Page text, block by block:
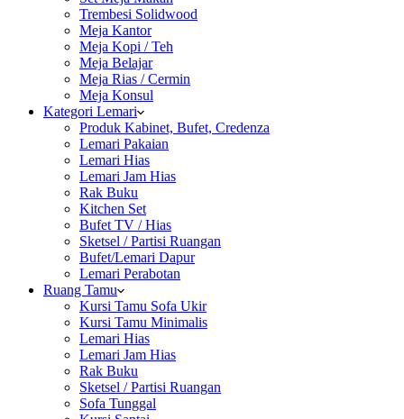
Trembesi Solidwood
Meja Kantor
Meja Kopi / Teh
Meja Belajar
Meja Rias / Cermin
Meja Konsul
Kategori Lemari
Produk Kabinet, Bufet, Credenza
Lemari Pakaian
Lemari Hias
Lemari Jam Hias
Rak Buku
Kitchen Set
Bufet TV / Hias
Sketsel / Partisi Ruangan
Bufet/Lemari Dapur
Lemari Perabotan
Ruang Tamu
Kursi Tamu Sofa Ukir
Kursi Tamu Minimalis
Lemari Hias
Lemari Jam Hias
Rak Buku
Sketsel / Partisi Ruangan
Sofa Tunggal